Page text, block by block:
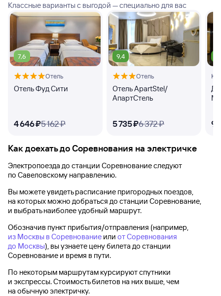
Классные варианты с выгодой — специально для вас
7,6
Отель
Отель Фуд Сити
4 ⁠646 ⁠₽5 ⁠162 ⁠₽
9,4
Отель
Отель ApartStel/
АпартСтель
5 ⁠735 ⁠₽6 ⁠372 ⁠₽ 9
Как доехать доСоревнования на электричке
Электропоезда до станции Соревнованиеследуют
по Савеловскому направлению.
Вы можете увидеть расписание пригородных поездов,
на которых можно добраться до станции Соревнование,
и выбрать наиболее удобный маршрут.
Обозначив пункт прибытия/отправления (например,
из Москвы в Соревнование или от Соревнования
до Москвы), вы узнаете цену билета до станции
Соревнование и время в пути.
По некоторым маршрутам курсируют спутники
и экспрессы. Стоимость билетов на них выше, чем
на обычную электричку.